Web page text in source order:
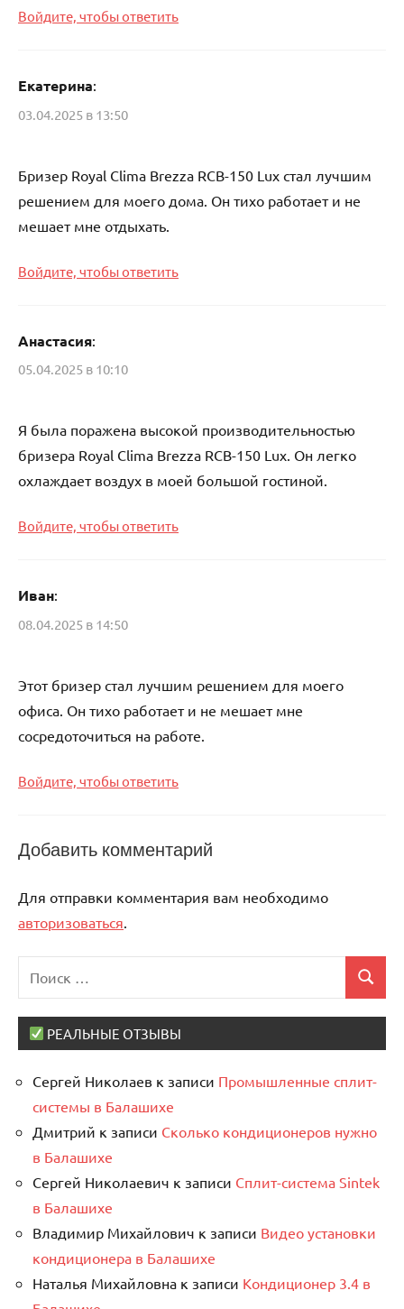
Войдите, чтобы ответить
Екатерина:
03.04.2025 в 13:50
Бризер Royal Clima Brezza RCB-150 Lux стал лучшим
решением для моего дома. Он тихо работает и не
мешает мне отдыхать.
Войдите, чтобы ответить
Анастасия:
05.04.2025 в 10:10
Я была поражена высокой производительностью
бризера Royal Clima Brezza RCB-150 Lux. Он легко
охлаждает воздух в моей большой гостиной.
Войдите, чтобы ответить
Иван:
08.04.2025 в 14:50
Этот бризер стал лучшим решением для моего
офиса. Он тихо работает и не мешает мне
сосредоточиться на работе.
Войдите, чтобы ответить
Добавить комментарий
Для отправки комментария вам необходимо
авторизоваться
Поиск
РЕАЛЬНЫЕ ОТЗЫВЫ
Сергей Николаев к записи Промышленные сплит-
системы в Балашихе
Дмитрий к записи Сколько кондиционеров нужно
в Балашихе
Сергей Николаевич к записи Сплит-система Sintek
в Балашихе
Владимир Михайлович к записи Видео установки
кондиционера в Балашихе
Наталья Михайловна к записи Кондиционер 3.4 в